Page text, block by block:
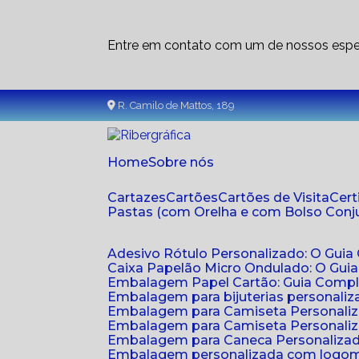
Entre em contato com um de nossos
R. Camilo de Mattos, 189
Home Sobre nós
Cartazes Cartões Cartões de Visita
Pastas (com Orelha e com Bolso
Adesivo Rótulo Personalizado: O
Caixa Papelão Micro Ondulado: O
Embalagem Papel Cartão: Guia
Embalagem para bijuterias
Embalagem para Camiseta
Embalagem para Camiseta
Embalagem para Caneca
Embalagem personalizada com